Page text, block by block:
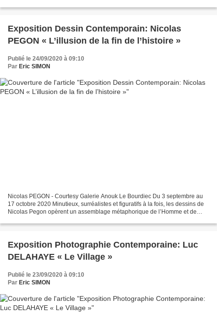
Exposition Dessin Contemporain: Nicolas
PEGON « L’illusion de la fin de l’histoire »
Publié le 24/09/2020 à 09:10
Par Eric SIMON
Nicolas PEGON - Courtesy Galerie Anouk Le Bourdiec Du 3 septembre au
17 octobre 2020 Minutieux, surréalistes et figuratifs à la fois, les dessins de
Nicolas Pegon opèrent un assemblage métaphorique de l’Homme et de
Exposition Photographie Contemporaine: Luc
DELAHAYE « Le Village »
Publié le 23/09/2020 à 09:10
Par Eric SIMON